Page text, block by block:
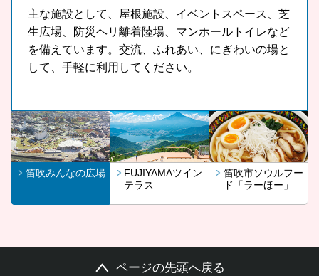
主な施設として、屋根施設、イベントスペース、芝
生広場、防災ヘリ離着陸場、マンホールトイレなど
を備えています。交流、ふれあい、にぎわいの場と
して、手軽に利用してください。
FUJIYAMAツインテラスは、河口湖や山中湖、世界
文化遺産に登録されている富士山が一望できる眺望
スポットです。
山梨県の郷土料理である「ほうとう」をもっと気軽
に、もっと多くの観光客の皆さんに、また地域の皆
さんに召し上がっていただきたいという思いから開
発したラーほー。お気に入りの1杯を見つけてみま
笛吹みんなの広場
FUJIYAMAツイン
テラス
笛吹市ソウルフー
ド「ラーほー」
ページの先頭へ戻る